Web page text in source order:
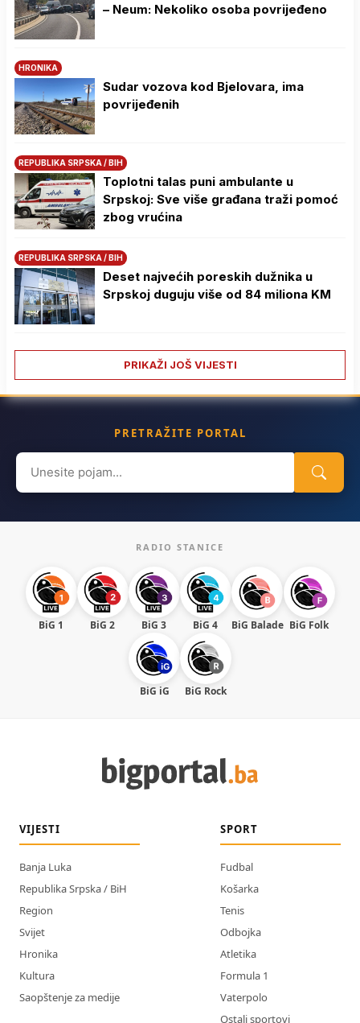
– Neum: Nekoliko osoba povrijeđeno
HRONIKA
Sudar vozova kod Bjelovara, ima
povrijeđenih
REPUBLIKA SRPSKA / BIH
Toplotni talas puni ambulante u
Srpskoj: Sve više građana traži pomoć
zbog vrućina
REPUBLIKA SRPSKA / BIH
Deset najvećih poreskih dužnika u
Srpskoj duguju više od 84 miliona KM
PRIKAŽI JOŠ VIJESTI
PRETRAŽITE PORTAL
Search
for:
RADIO STANICE
BiG 1 BiG 2 BiG 3 BiG 4 BiG Balade BiG Folk
BiG iG BiG Rock
VIJESTI
Banja Luka
Republika Srpska / BiH
Region
Svijet
Hronika
Kultura
Saopštenje za medije
SPORT
Fudbal
Košarka
Tenis
Odbojka
Atletika
Formula 1
Vaterpolo
Ostali sportovi